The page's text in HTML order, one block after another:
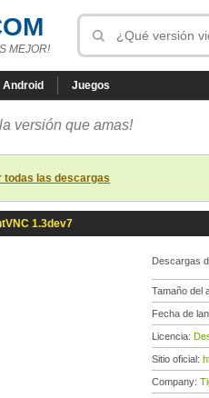
MEJOR!
Android Juegos
versión que amas!
todas las descargas
1.3dev7
Descargas
Tamaño del
Fecha de
Licencia:
Sitio oficial:
Company: